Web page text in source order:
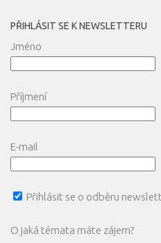
PŘIHLÁSIT SE K NEWSLETTERU
Jméno
Příjmení
E-mail
Přihlásit se o odběru
O jaká témata máte zájem?